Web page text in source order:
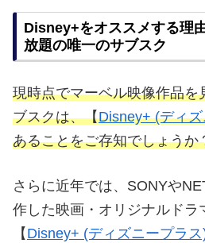
Disney+をオススメする理
放題の唯一のサブスク
現時点でマーベル映像作品を
ブスクは、【Disney+ (ディ
あることをご存知でしょうか
さらに近年では、SONYや
作した映画・オリジナルドラ
【 Disney+ (ディズニープラス